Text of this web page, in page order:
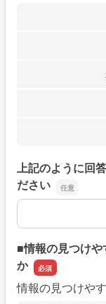
上記のように回
ださい
上記のように回
■情報の見つけ
か
情報の見つけや